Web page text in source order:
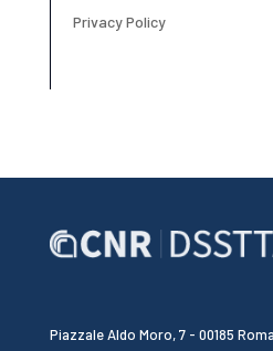
Privacy Policy
Piazzale Aldo Moro, 7 - 00185 Roma